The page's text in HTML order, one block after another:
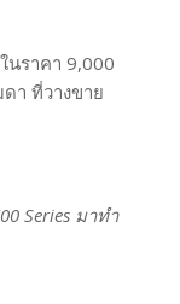
นราคา 9,000
า ที่วางขาย
Series มาทำ